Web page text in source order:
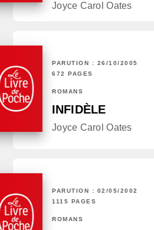
Joyce Carol Oates
PARUTION : 26/10/2005
672 PAGES
ROMANS
INFIDÈLE
Joyce Carol Oates
PARUTION : 02/05/2002
1115 PAGES
ROMANS